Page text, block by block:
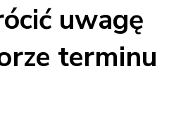
uwagę
terminu